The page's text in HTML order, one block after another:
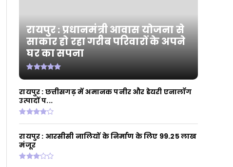
August 06, 2026
CHHATTISGARH
रायपुर : जल जीवन मिशन से बदली जारामोंगिया
CHHATTISGARH
रायपुर : आत्मसमर्पित 66 नक्सलियों को 6.60
August 05, 2026
रायपुर : प्रधानमंत्री आवास योजना से
साकार हो रहा गरीब परिवारों के अपने
घर का सपना
रायपुर : छत्तीसगढ़ में अमानक पनीर और डेयरी एनालॉग
उत्पादों प...
रायपुर : आरसीसी नालियों के निर्माण के लिए 99.25 लाख
मंजूर